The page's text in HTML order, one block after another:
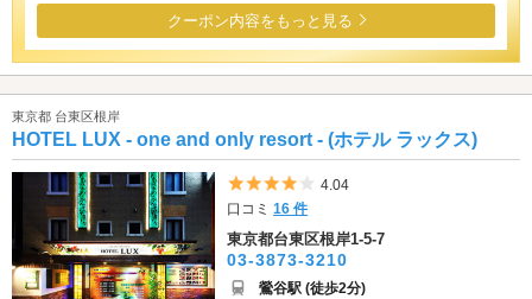
クーポン内容をもっと見る
東京都 台東区根岸
HOTEL LUX - one and only resort - (ホテル ラックス)
5つ星のうち4
4.04
口コミ16 件
東京都台東区根岸1-5-7
03-3873-3210
鶯谷駅 (徒歩2分)